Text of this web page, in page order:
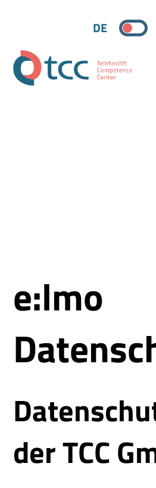
DE
e:lmo
der TCC